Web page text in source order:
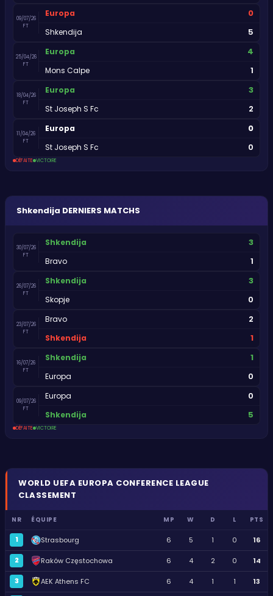
09/07/26
FT
Europa 0
Shkendija 5
25/04/26
FT
Europa 4
Mons Calpe 1
18/04/26
FT
Europa 3
St Joseph S Fc 2
11/04/26
FT
Europa 0
St Joseph S Fc 0
DÉFAITE VICTOIRE
Shkendija DERNIERS MATCHS
30/07/26
FT
Shkendija 3
Bravo 1
26/07/26
FT
Shkendija 3
Skopje 0
23/07/26
FT
Bravo 2
Shkendija 1
16/07/26
FT
Shkendija 1
Europa 0
09/07/26
FT
Europa 0
Shkendija 5
DÉFAITE VICTOIRE
WORLD UEFA EUROPA CONFERENCE LEAGUE
CLASSEMENT
NR ÉQUIPE MP W D L PTS
1 Strasbourg 6 5 1 0 16
2 Raków Częstochowa 6 4 2 0 14
3 AEK Athens FC 6 4 1 1 13